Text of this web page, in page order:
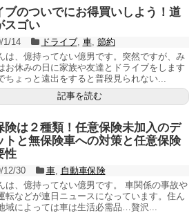
ブのついでにお得買いしよう！道
スゴい
1/14 ドライブ, 車, 節約
は、億持ってない億男です。突然ですが、み
お休みの日に家族や友達とドライブをします
ちょっと遠出をすると普段見られない...
記事を読む
険は２種類！任意保険未加入のデ
トと無保険車への対策と任意保険
性
12/30 車, 自動車保険
は、億持ってない億男です。 車関係の事故や
転などが連日ニュースになっています。住ん
域によっては車は生活必需品…贅沢...